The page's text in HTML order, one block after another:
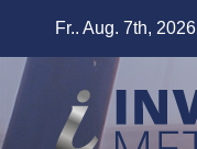
springen
Fr.. Aug. 7th, 2026